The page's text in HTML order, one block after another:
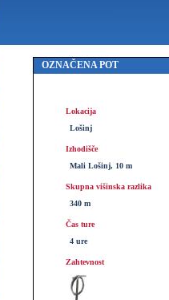
OZNAČENA POT
Lokacija
Lošinj
Izhodišče
Mali Lošinj, 10 m
Skupna višinska razlika
340 m
Čas ture
4 ure
Zahtevnost